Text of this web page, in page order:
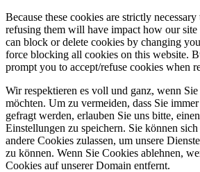
Because these cookies are strictly
refusing them will have impact how our
can block or delete cookies by changing
force blocking all cookies on this website.
prompt you to accept/refuse cookies when
Wir respektieren es voll und ganz, wenn
möchten. Um zu vermeiden, dass Sie
gefragt werden, erlauben Sie uns bitte,
Einstellungen zu speichern. Sie können
andere Cookies zulassen, um unsere
zu können. Wenn Sie Cookies ablehnen,
Cookies auf unserer Domain entfernt.